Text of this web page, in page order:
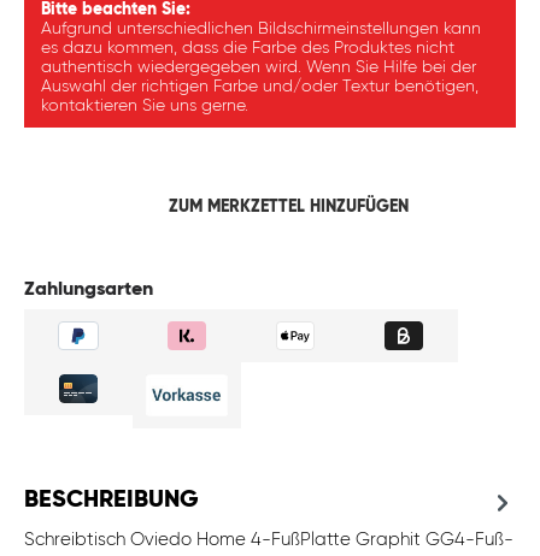
Bitte beachten Sie:
Aufgrund unterschiedlichen Bildschirmeinstellungen kann
es dazu kommen, dass die Farbe des Produktes nicht
authentisch wiedergegeben wird. Wenn Sie Hilfe bei der
Auswahl der richtigen Farbe und/oder Textur benötigen,
kontaktieren Sie uns gerne.
ZUM MERKZETTEL HINZUFÜGEN
Zahlungsarten
BESCHREIBUNG
Schreibtisch Oviedo Home 4-FußPlatte Graphit GG4-Fuß-